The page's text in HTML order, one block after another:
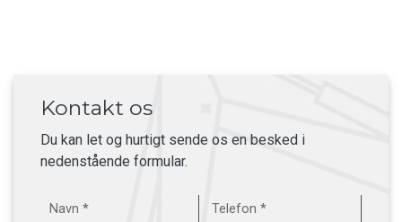
Kontakt os
Du kan let og hurtigt sende os en besked i
nedenstående formular.